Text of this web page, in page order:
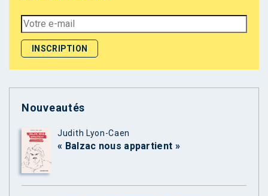
Nouveautés
Judith Lyon-Caen
« Balzac nous appartient »